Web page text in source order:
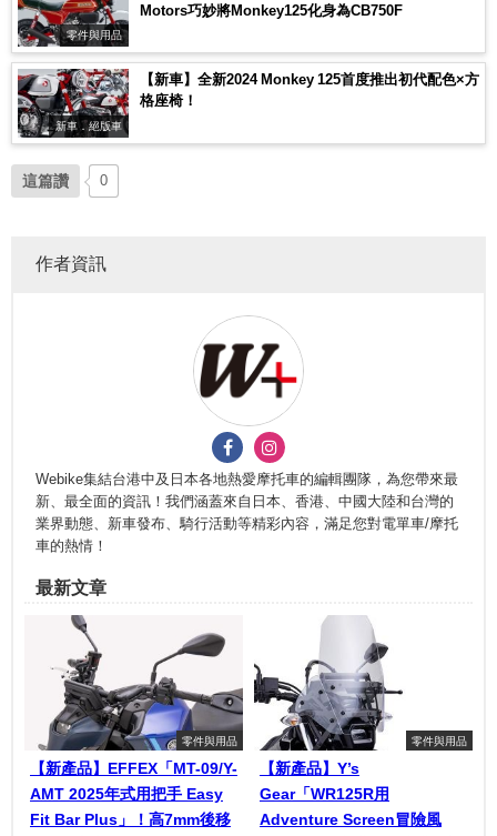
零件與用品
Motors巧妙將Monkey125化身為CB750F
新車．絕版車
【新車】全新2024 Monkey 125首度推出初代配色×方
格座椅！
這篇讚 0
作者資訊
Webike集結台港中及日本各地熱愛摩托車的編輯團隊，為您帶來最
新、最全面的資訊！我們涵蓋來自日本、香港、中國大陸和台灣的
業界動態、新車發布、騎行活動等精彩內容，滿足您對電單車/摩托
車的熱情！
最新文章
零件與用品
【新產品】EFFEX「MT-09/Y-
AMT 2025年式用把手 Easy
Fit Bar Plus」！高7mm後移
零件與用品
【新產品】Y’s
Gear「WR125R用
Adventure Screen冒險風